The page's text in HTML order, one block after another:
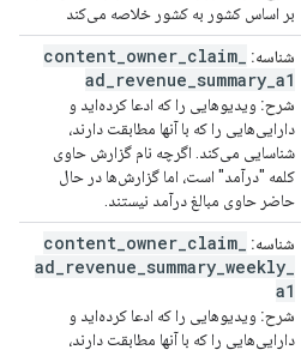
بر اساس کشور به کشور خلاصه می‌کند
شناسه: content owner claim
ad revenue summary a1
شرح: ویدیوهایی را که ادعا کرده‌اید و
دارایی‌هایی را که با آنها مطابقت دارند،
شناسایی می‌کند. اگرچه نام گزارش حاوی
کلمه "درآمد" است، اما گزارش‌ها در حال
حاضر حاوی مبالغ درآمد نیستند.
شناسه: content owner claim
ad revenue summary weekly
a1
شرح: ویدیوهایی را که ادعا کرده‌اید و
دارایی‌هایی را که با آنها مطابقت دارند،